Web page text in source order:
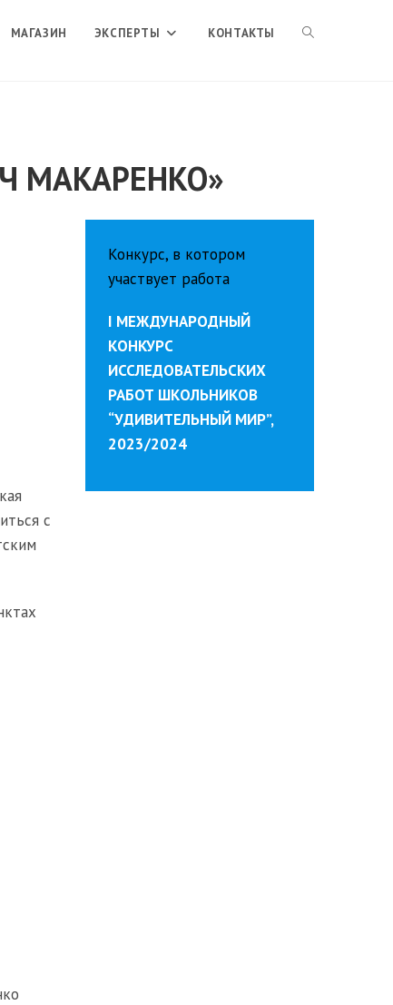
МАГАЗИН ЭКСПЕРТЫ КОНТАКТЫ ПЕРЕКЛЮЧИТЬ
МАКАРЕНКО»
с
Конкурс, в котором
участвует работа
I МЕЖДУНАРОДНЫЙ
КОНКУРС
ИССЛЕДОВАТЕЛЬСКИХ
РАБОТ ШКОЛЬНИКОВ
“УДИВИТЕЛЬНЫЙ МИР”,
2023/2024